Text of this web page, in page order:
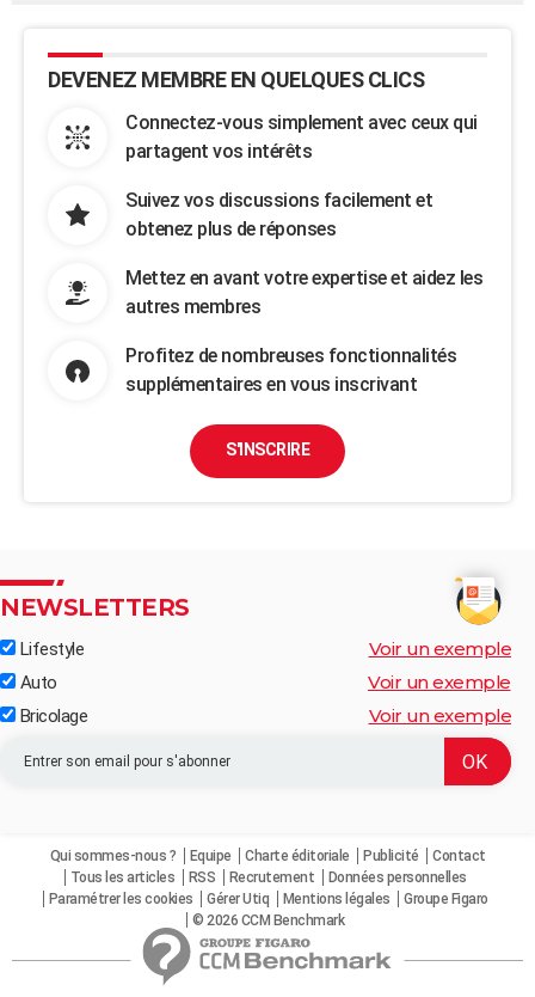
DEVENEZ MEMBRE EN QUELQUES CLICS
Connectez-vous simplement avec ceux qui
partagent vos intérêts
Suivez vos discussions facilement et
obtenez plus de réponses
Mettez en avant votre expertise et aidez les
autres membres
Profitez de nombreuses fonctionnalités
supplémentaires en vous inscrivant
S'INSCRIRE
NEWSLETTERS
Lifestyle Voir un exemple
Auto Voir un exemple
Bricolage Voir un exemple
Qui sommes-nous ? Equipe Charte éditoriale Publicité
Contact
Tous les articles
RSS Recrutement
Données personnelles
Paramétrer les cookies
Gérer Utiq Mentions légales
Groupe Figaro
© 2026 CCM Benchmark